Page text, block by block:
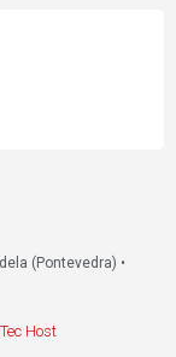
(Pontevedra) •
Host